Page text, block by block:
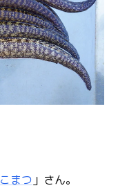
こまつ 」さん。